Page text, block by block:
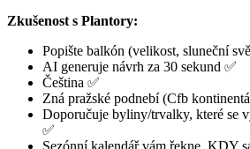
Zkušenost s Plantory:
Popište balkón (velikost, sluneční
AI generuje návrh za 30 sekund ✅
Čeština ✅
Zná pražské podnebí (Cfb
Doporučuje byliny/trvalky, které se
✅